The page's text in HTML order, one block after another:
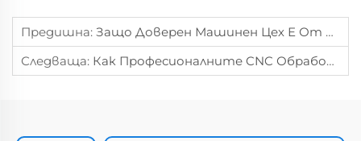
Предишна: Защо Доверен Машинен Цех Е От Съществено Значение За Персонализирана Метална Обработка
Следваща: Как Професионалните CNC Обработващи Услуги Повишават Производствената Ефективност